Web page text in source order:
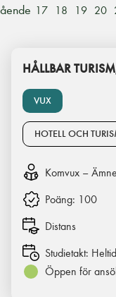
ående 17
18 19 20
VUX
HÅLLBAR
HOTELL OCH
Komvux –
Poäng: 100
Distans
Studietakt:
Öppen för